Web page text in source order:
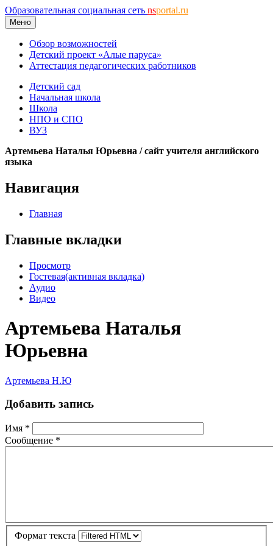
Образовательная социальная сеть nsportal.ru
Меню
Обзор возможностей
Детский проект «Алые паруса»
Аттестация педагогических работников
Детский сад
Начальная школа
Школа
НПО и СПО
ВУЗ
Артемьева Наталья Юрьевна / сайт учителя английcкого
языка
Навигация
Главная
Главные вкладки
Просмотр
Гостевая(активная вкладка)
Аудио
Видео
Артемьева Наталья
Юрьевна
Артемьева Н.Ю
Добавить запись
Имя *
Сообщение *
Формат текста